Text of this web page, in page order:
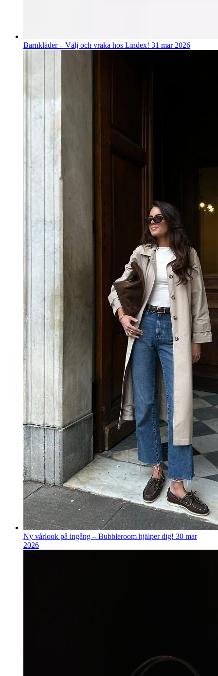
Barnkläder – Välj och vraka hos Lindex! 31 mar 2026
Ny vårlook på ingång – Bubbleroom hjälper dig! 30 mar
2026